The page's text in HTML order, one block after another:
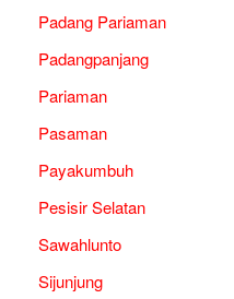
Padang Pariaman
Padangpanjang
Pariaman
Pasaman
Payakumbuh
Pesisir Selatan
Sawahlunto
Sijunjung